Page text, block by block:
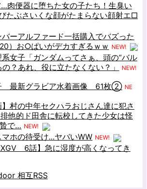
肉便器に堕ちた女の子たち！生臭い
たぶさいくな顔がたまらない顔射エ□
バーアルファード一括購入でバズった
）お○ぱいがデカすぎるｗｗ NEW!
系女子「ガンダムってさぁ、頭の“バル
の？あれ、役に立たなくない？」
NEW!
最新グラビア水着画像 61枚② NE
】村の中年セクハラおじさん達に犯さ
他的ド田舎に転校してきた少女は怪
で… NEW!
ホの待受け...ヤバいWW NEW!
6話】急に湿度が高くなってき
相互RSS